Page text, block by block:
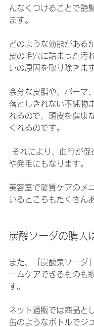
んなくつけることで艶
ます。
どのような効能がある
皮の毛穴に詰まった汚
いの原因を取り除きます
余分な皮脂や、パーマ
落としきれない不純物
れるので、頭皮を健康
くれるのです。
それにより、血行が促
や発毛にもなります。
美容室で髪質ケアのメ
いるところもたくさん
炭酸ソーダの購入
また、「炭酸泉ソーダ
ームケアできるものも
す。
ネット通販では商品と
缶のようなボトルでジ